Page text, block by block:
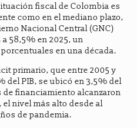
fiscal de Colombia es
como en el mediano plazo,
Nacional Central (GNC)
a 58,5% en 2025, un
en una década.
primario, que entre 2005 y
del PIB, se ubicó en 3,5% del
de financiamiento alcanzaron
el nivel más alto desde al
de pandemia.